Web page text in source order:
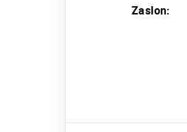
Zaslon: